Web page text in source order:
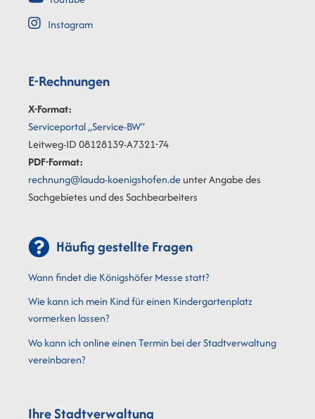
Instagram
E-Rechnungen
X-Format:
Serviceportal „Service-BW“
Leitweg-ID 08128139-A7321-74
PDF-Format:
rechnung@lauda-koenigshofen.deunter Angabe des
Sachgebietes und des Sachbearbeiters
Häufig gestellte Fragen
Wann findet die Königshöfer Messe statt?
Wie kann ich mein Kind für einen Kindergartenplatz
vormerken lassen?
Wo kann ich online einen Termin bei der Stadtverwaltung
vereinbaren?
Ihre Stadtverwaltung